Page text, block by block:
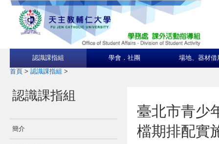
認識課指組 學會．社團 場地、器材借
首頁 > 認識課指組 >
認識課指組
簡介
臺北市青少
檔期排配實